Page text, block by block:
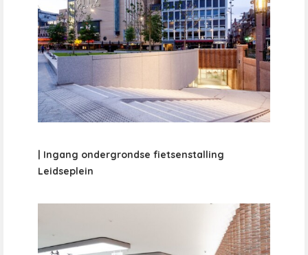
| Ingang ondergrondse fietsenstalling
Leidseplein